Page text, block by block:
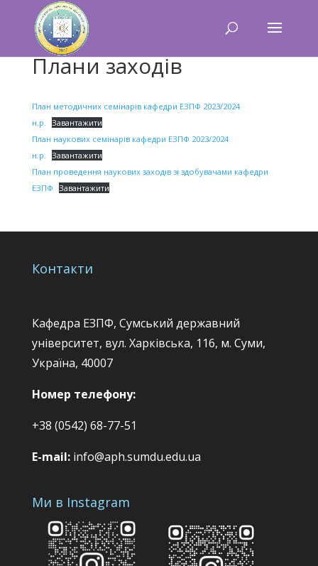
Плани заходів
План методичних семінарів кафедри ЕЗПФ 2023/2024
н.р.
Завантажити
План наукових семінарів кафедри ЕЗПФ 2023/2024
н.р.
Завантажити
План проведення наукових заходів зі здобувачами кафедри
ЕЗПФ
Завантажити
Контакти
Кафедра ЕЗПФ, Сумський державний
університет, вул. Харківська, 116, м. Суми,
Україна, 40007
Номер телефону:
+38 (0542) 68-77-51
E-mail:info@aph.sumdu.edu.ua
Ми в Instagram